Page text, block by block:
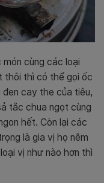
cùng các loại
thôi thì có thể gọi ốc
cay the của tiêu,
tắc chua ngọt cùng
hết. Còn lại các
là gia vị họ nêm
vị như nào hơn thì